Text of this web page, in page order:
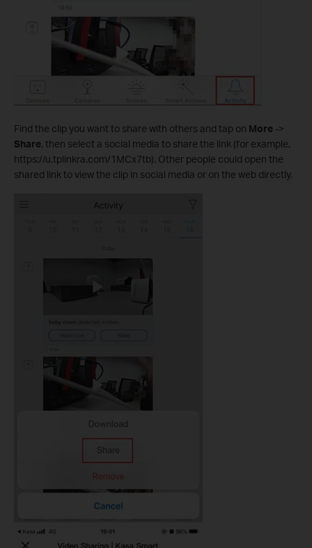
Find the clip you want to share with others and tap on More ->
Share, then select a social media to share the link (for example,
https://u.tplinkra.com/1MCx7tb). Other people could open the
shared link to view the clip in social media or on the web directly.